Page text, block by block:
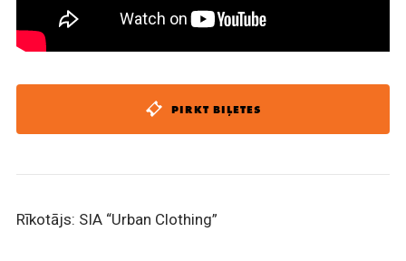
PIRKT BIĻETES
Rīkotājs: SIA “Urban Clothing”